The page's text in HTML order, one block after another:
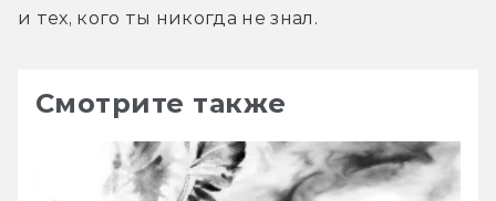
и тех, кого ты никогда не знал.
Смотрите также